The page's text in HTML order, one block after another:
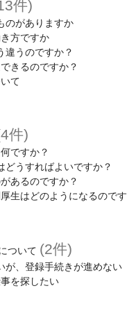
件)
のがありますか
方ですか
違うのですか？
きるのですか？
て
件)
ですか？
どうすればよいですか？
あるのですか？
生はどのようになるので
ついて (2件)
が、登録手続きが進めない
を探したい